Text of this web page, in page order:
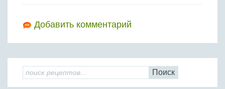
Добавить комментарий
Поиск